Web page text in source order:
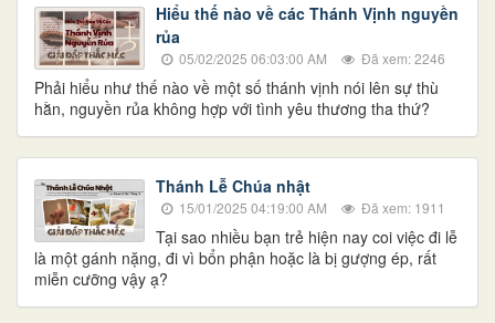
Hiểu thế nào về các Thánh Vịnh nguyền
rủa
05/02/2025 06:03:00 AM Đã xem: 2246
Phải hiểu như thế nào về một số thánh vịnh nói lên sự thù
hằn, nguyền rủa không hợp với tình yêu thương tha thứ?
Thánh Lễ Chúa nhật
15/01/2025 04:19:00 AM Đã xem: 1911
Tại sao nhiều bạn trẻ hiện nay coi việc đi lễ
là một gánh nặng, đi vì bổn phận hoặc là bị gượng ép, rất
miễn cưỡng vậy ạ?